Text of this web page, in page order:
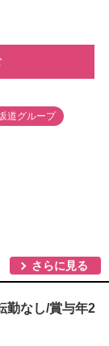
道グループ
さらに見る
勤なし/賞与年2